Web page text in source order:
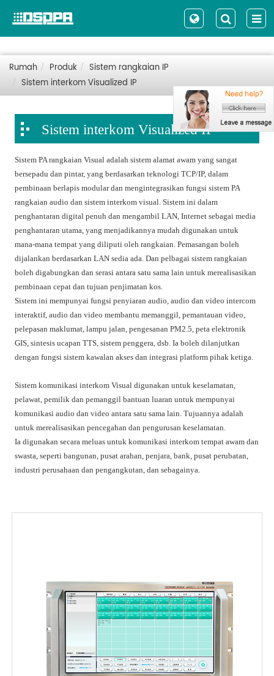
Rumah Produk
Sistem rangkaian IP
Sistem interkom Visualized IP
Sistem interkom Visualized IP
Sistem PA rangkaian Visual adalah sistem alamat awam yang sangat
bersepadu dan pintar, yang berdasarkan teknologi TCP/IP, dalam
pembinaan berlapis modular dan mengintegrasikan fungsi sistem PA
rangkaian audio dan sistem interkom visual. Sistem ini dalam
penghantaran digital penuh dan mengambil LAN, Internet sebagai media
penghantaran utama, yang menjadikannya mudah digunakan untuk
mana-mana tempat yang diliputi oleh rangkaian. Pemasangan boleh
dijalankan berdasarkan LAN sedia ada. Dan pelbagai sistem rangkaian
boleh digabungkan dan serasi antara satu sama lain untuk merealisasikan
pembinaan cepat dan tujuan penjimatan kos.
Sistem ini mempunyai fungsi penyiaran audio, audio dan video intercom
interaktif, audio dan video membantu memanggil, pemantauan video,
pelepasan maklumat, lampu jalan, pengesanan PM2.5, peta elektronik
GIS, sintesis ucapan TTS, sistem penggera, dsb. Ia boleh dilanjutkan
dengan fungsi sistem kawalan akses dan integrasi platform pihak ketiga.
Sistem komunikasi interkom Visual digunakan untuk keselamatan,
pelawat, pemilik dan pemanggil bantuan luaran untuk mempunyai
komunikasi audio dan video antara satu sama lain. Tujuannya adalah
untuk merealisasikan pencegahan dan pengurusan keselamatan.
Ia digunakan secara meluas untuk komunikasi interkom tempat awam dan
swasta, seperti bangunan, pusat arahan, penjara, bank, pusat perubatan,
industri perusahaan dan pengangkutan, dan sebagainya.